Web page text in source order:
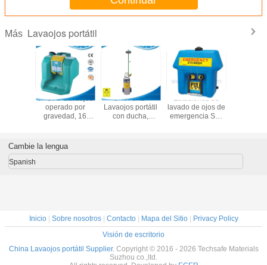
Más Lavaojos portátil
SH16G-Lavaojos
operado por
gravedad, 16
SH570AB-
Lavaojos portátil
con ducha,
carrito, 65L
Estaciones de
lavado de ojos de
emergencia SE-
gravedad, 21
Speakman
lavado
Cambie la lengua
Spanish
Inicio| Sobre nosotros| Contacto| Mapa del Sitio| Privacy Policy
Visión de escritorio
China Lavaojos portátil Supplier. Copyright © 2016 - 2026 Techsafe Materials
Suzhou co.,ltd.